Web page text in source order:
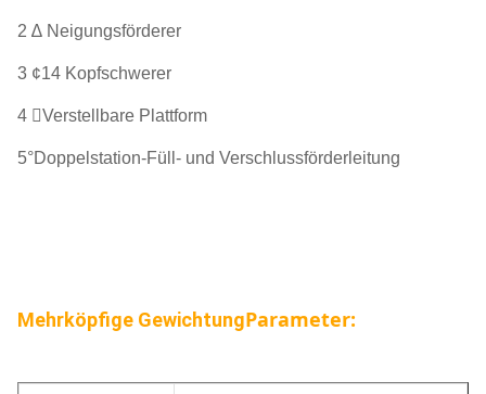
2 ∆ Neigungsförderer
3 ¢14 Kopfschwerer
4 Verstellbare Plattform
5°Doppelstation-Füll- und Verschlussförderleitung
Mehrköpfige GewichtungParameter: